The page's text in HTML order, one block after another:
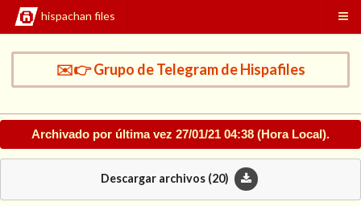
hispachan files
✉️👉 Grupo de Telegram de Hispafiles
Archivado por última vez 27/01/21 04:38 (Hora Local).
Descargar archivos (20)